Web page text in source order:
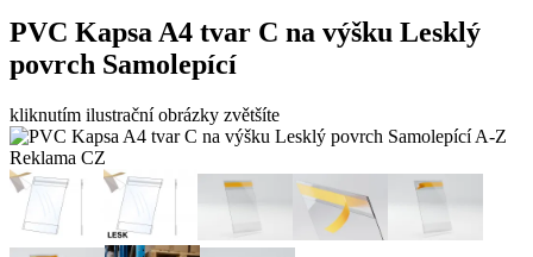
PVC Kapsa A4 tvar C na výšku Lesklý
povrch Samolepící
kliknutím ilustrační obrázky zvětšíte